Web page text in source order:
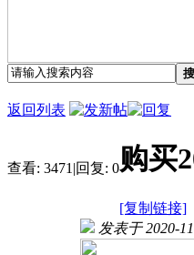
返回列表
查看: 3471 |回复: 0购买
[复制链接]
发表于 2020-